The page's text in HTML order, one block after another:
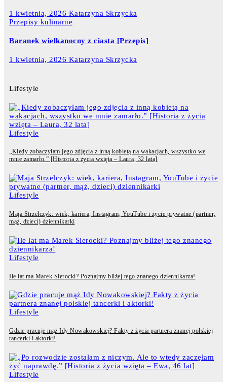
1 kwietnia, 2026 Katarzyna Skrzycka
Przepisy kulinarne
Baranek wielkanocny z ciasta [Przepis]
1 kwietnia, 2026 Katarzyna Skrzycka
Lifestyle
Lifestyle
„Kiedy zobaczyłam jego zdjęcia z inną kobietą na wakacjach, wszystko we
mnie zamarło.” [Historia z życia wzięta – Laura, 32 lata]
Lifestyle
Maja Strzelczyk: wiek, kariera, Instagram, YouTube i życie prywatne (partner,
mąż, dzieci) dziennikarki
Lifestyle
Ile lat ma Marek Sierocki? Poznajmy bliżej tego znanego dziennikarza!
Lifestyle
Gdzie pracuje mąż Idy Nowakowskiej? Fakty z życia partnera znanej polskiej
tancerki i aktorki!
Lifestyle